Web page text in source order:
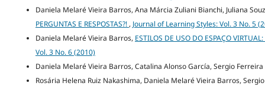
Daniela Melaré Vieira Barros, Ana Márcia Zuliani Bianchi, Juliana
PERGUNTAS E RESPOSTAS?! , Journal of Learning Styles: Vol. 3 No. 5
Daniela Melaré Vieira Barros, ESTILOS DE USO DO ESPAÇO
Vol. 3 No. 6 (2010)
Daniela Melaré Vieira Barros, Catalina Alonso García, Sergio
Rosária Helena Ruiz Nakashima, Daniela Melaré Vieira Barros,